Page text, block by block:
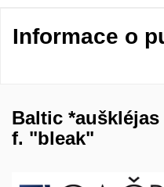
Informace o
Baltic
f. "bleak"